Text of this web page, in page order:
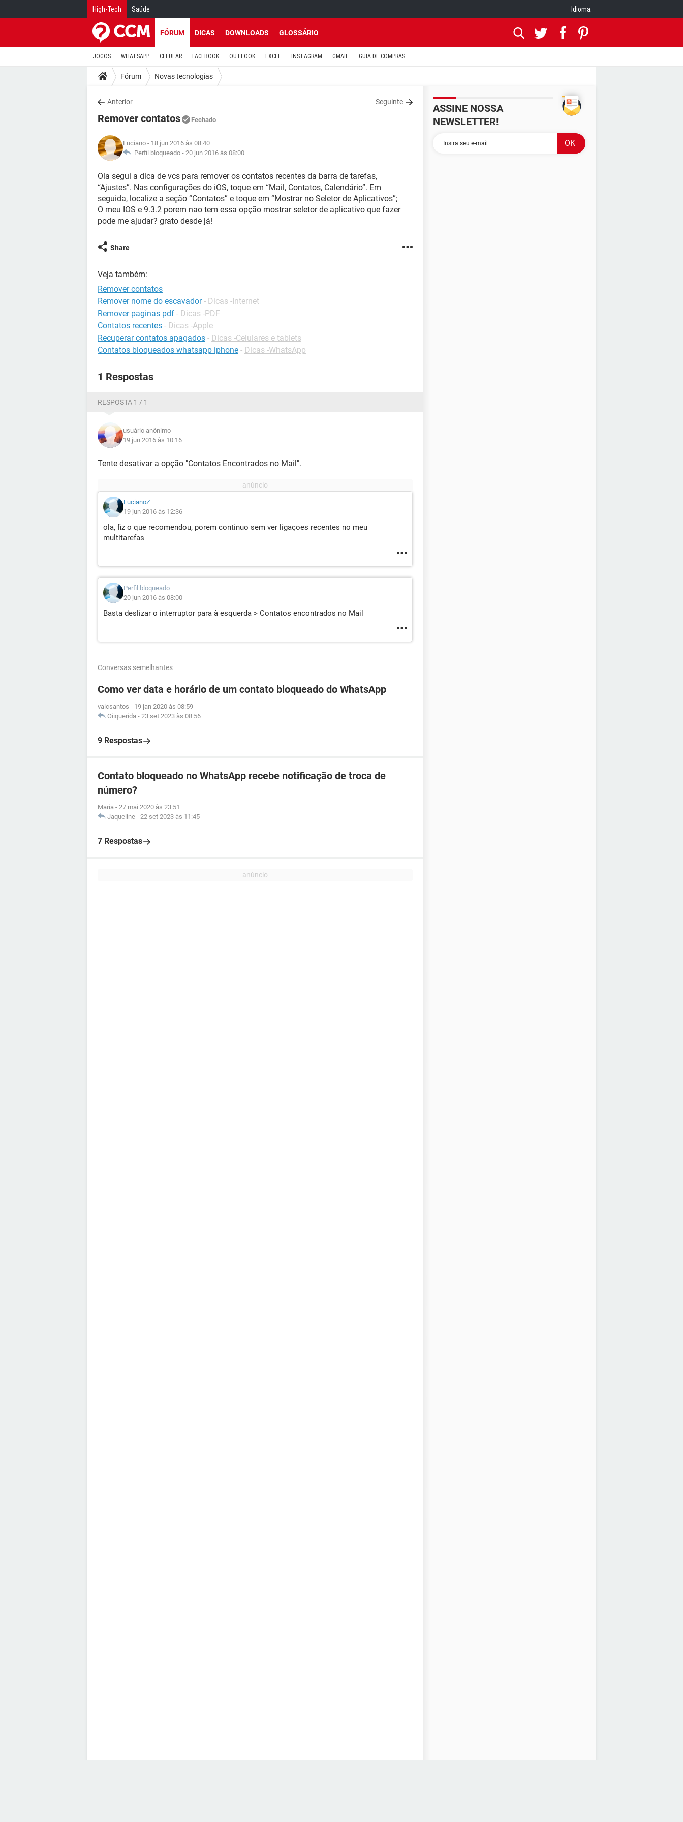
High-Tech Saúde Idioma
FÓRUM DICAS DOWNLOADS GLOSSÁRIO
JOGOS WHATSAPP CELULAR FACEBOOK OUTLOOK EXCEL INSTAGRAM GMAIL GUIA DE COMPRAS
Fórum Novas tecnologias
Anterior Seguinte
Remover contatos Fechado
Luciano - 18 jun 2016 às 08:40
Perfil bloqueado - 20 jun 2016 às 08:00
Ola segui a dica de vcs para remover os contatos recentes da barra de tarefas,
“Ajustes”. Nas configurações do iOS, toque em “Mail, Contatos, Calendário”. Em
seguida, localize a seção “Contatos” e toque em “Mostrar no Seletor de Aplicativos”;
O meu IOS e 9.3.2 porem nao tem essa opção mostrar seletor de aplicativo que fazer
pode me ajudar? grato desde já!
Share
Veja também:
Remover contatos
Remover nome do escavador - Dicas -Internet
Remover paginas pdf - Dicas -PDF
Contatos recentes - Dicas -Apple
Recuperar contatos apagados - Dicas -Celulares e tablets
Contatos bloqueados whatsapp iphone - Dicas -WhatsApp
1 Respostas
RESPOSTA 1 / 1
usuário anônimo
19 jun 2016 às 10:16
Tente desativar a opção "Contatos Encontrados no Mail".
LucianoZ
19 jun 2016 às 12:36
ola, fiz o que recomendou, porem continuo sem ver ligaçoes recentes no meu
multitarefas
Perfil bloqueado
20 jun 2016 às 08:00
Basta deslizar o interruptor para à esquerda > Contatos encontrados no Mail
Conversas semelhantes
Como ver data e horário de um contato bloqueado do WhatsApp
valcsantos - 19 jan 2020 às 08:59
Oiiquerida - 23 set 2023 às 08:56
9 Respostas
Contato bloqueado no WhatsApp recebe notificação de troca de
número?
Maria - 27 mai 2020 às 23:51
Jaqueline - 22 set 2023 às 11:45
7 Respostas
ASSINE NOSSA
NEWSLETTER!